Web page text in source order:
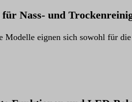
für Nass- und
Modelle eignen sich sowohl für